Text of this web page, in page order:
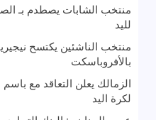
منتخب الشابات يصطدم بـ
لليد
منتخب الناشئين يكتسح
بالأفروباسكت
الزمالك يعلن التعاقد مع
لكرة اليد